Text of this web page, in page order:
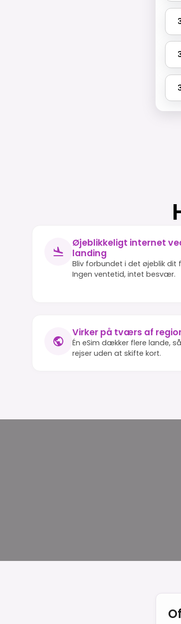
Øjeblikkeligt internet
landing
Bliv forbundet i det øjeblik dit
Ingen ventetid, intet besvær.
Virker på tværs af
Én eSim dækker flere lande,
rejser uden at skifte kort.